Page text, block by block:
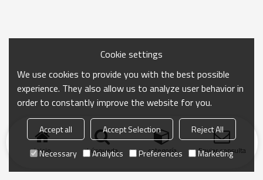
Inicio búsqueda categoría Enviar consulta
Cookie settings
We use cookies to provide you with the best possible
experience. They also allow us to analyze user behavior in
order to constantly improve the website for you.
Accept all Accept Selection
Reject All
Necessary
Analytics Preferences Marketing